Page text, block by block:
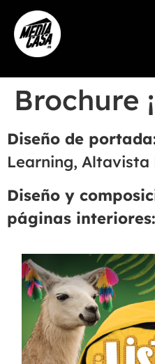
contenido
Brochure
Diseño de
Learning, Altavista
Diseño y
páginas interiores: